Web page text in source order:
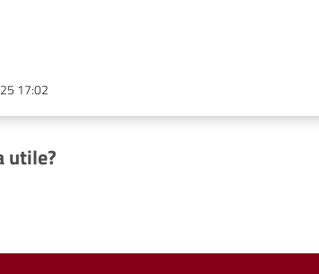
17:02
utile?